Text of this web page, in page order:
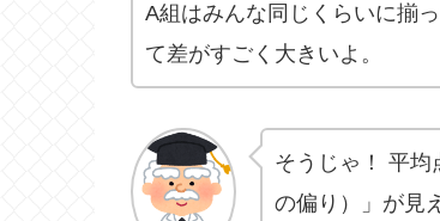
A組はみんな同じくらいに揃
て差がすごく大きいよ。
そうじゃ！ 平均
の偏り）」が見